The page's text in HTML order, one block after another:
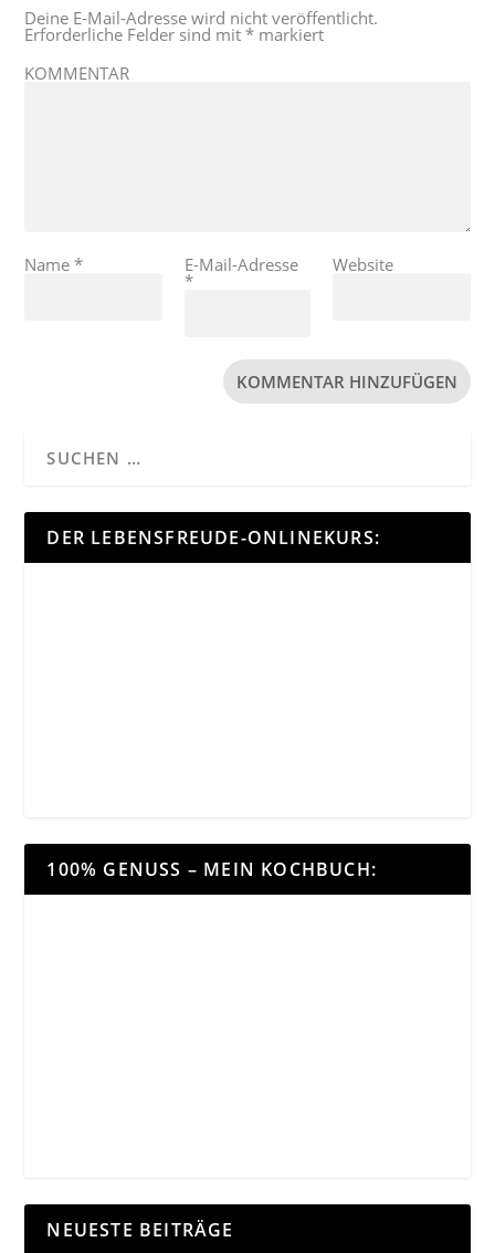
Deine E-Mail-Adresse wird nicht veröffentlicht.
Erforderliche Felder sind mit* markiert
KOMMENTAR
Name* E-Mail-Adresse
*
Website
DER LEBENSFREUDE-ONLINEKURS:
100% GENUSS – MEIN KOCHBUCH:
NEUESTE BEITRÄGE